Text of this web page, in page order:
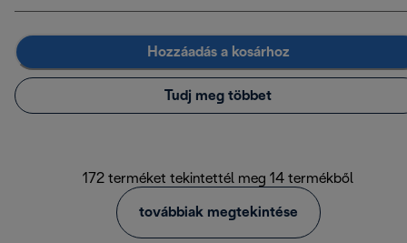
Hozzáadás a kosárhoz
Tudj meg többet
172 terméket tekintettél meg 14 termékből
továbbiak megtekintése